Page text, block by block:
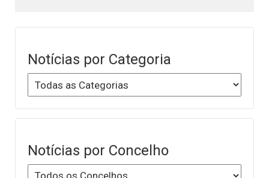
Notícias por Categoria
Notícias por Concelho